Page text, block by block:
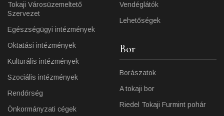
Tokaji Városüzemeltető
Szervezet
Egészségügyi intézmények
Oktatási intézmények
Kulturális intézmények
Szociális intézmények
Rendőrség
Önkormányzati cégek
Vendéglátók
Lehetőségek
Bor
Borászatok
A tokaji bor
Riedel Tokaji Furmint pohár